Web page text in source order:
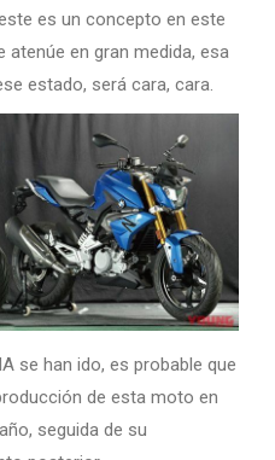
es un concepto en este
en gran medida, esa
estado, será cara, cara.
se han ido, es probable que
de esta moto en
seguida de su